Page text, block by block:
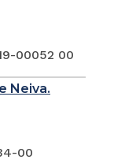
00052 00
Neiva.
00